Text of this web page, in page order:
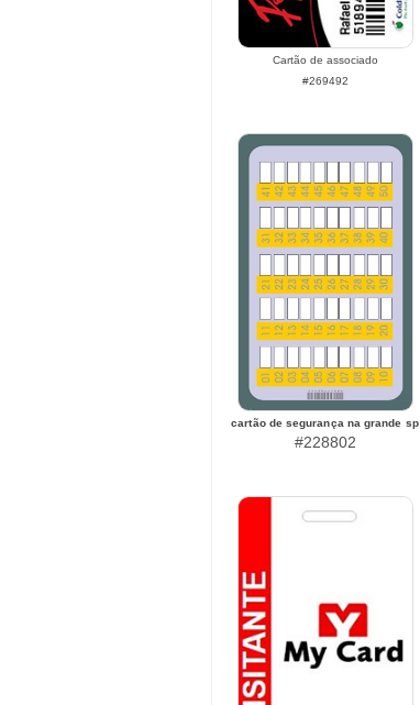
Cartão de associado
#269492
cartão de segurança na grande sp
#228802